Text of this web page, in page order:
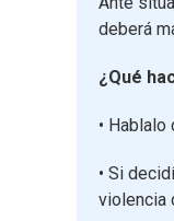
deberá
¿Qué
•
• Si
violencia